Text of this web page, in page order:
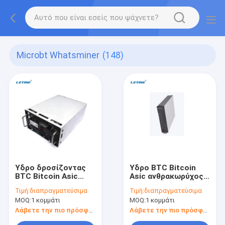
Microbt Whatsminer (148)
Υδρο δροσίζοντας
BTC Bitcoin Asic
Whatsminer M56S
210T ανθρακωρύχος
Sha-256 αλγορίθμου
υδρόψυξης
Τιμή:διαπραγματεύσιμα
MOQ:1 κομμάτι
Λάβετε την πιο πρόσφατη τιμή
Υδρο BTC Bitcoin
Asic ανθρακωρύχος
ανθρακωρύχος Sha-
256 αλγορίθμου
υδρόψυξης
Τιμή:διαπραγματεύσιμα
MOQ:1 κομμάτι